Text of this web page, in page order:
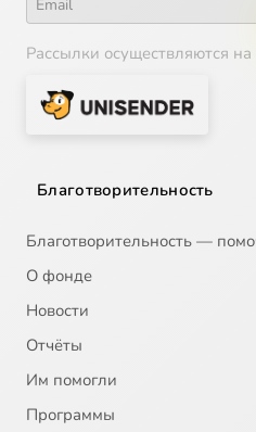
Рассылки осуществляются
Благотворительность
Благотворительность —
О фонде
Новости
Отчёты
Им помогли
Программы